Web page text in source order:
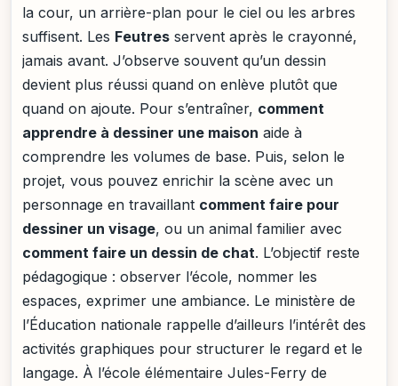
la cour, un arrière-plan pour le ciel ou les arbres
suffisent. Les Feutres servent après le crayonné,
jamais avant. J’observe souvent qu’un dessin
devient plus réussi quand on enlève plutôt que
quand on ajoute. Pour s’entraîner, comment
apprendre à dessiner une maison aide à
comprendre les volumes de base. Puis, selon le
projet, vous pouvez enrichir la scène avec un
personnage en travaillant comment faire pour
dessiner un visage, ou un animal familier avec
comment faire un dessin de chat. L’objectif reste
pédagogique : observer l’école, nommer les
espaces, exprimer une ambiance. Le ministère de
l’Éducation nationale rappelle d’ailleurs l’intérêt des
activités graphiques pour structurer le regard et le
langage. À l’école élémentaire Jules-Ferry de